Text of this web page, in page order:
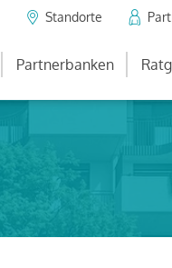
Standorte
Partnerbanken